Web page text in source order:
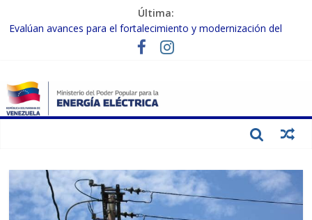
Última:
Evalúan avances para el fortalecimiento y modernización del
Inspeccionan trabajos de rehabilitación en instalaciones del SEN
Gobierno Nacional activa plan preventivo para fortalecer el SEN
ante el fenómeno de El Niño
Termocarabobo recupera el 50% de su capacidad de generación